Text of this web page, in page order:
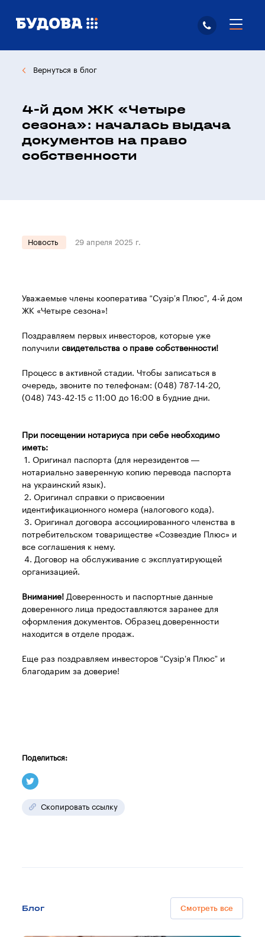
Вернуться в блог
4-й дом ЖК «Четыре
сезона»: началась выдача
документов на право
собственности
Новость 29 апреля 2025 г.
Уважаемые члены кооператива “Сузір’я Плюс”, 4-й дом
ЖК «Четыре сезона»!
Поздравляем первых инвесторов, которые уже
получилисвидетельства о праве собственности!
Процесс в активной стадии. Чтобы записаться в
очередь, звоните по телефонам: (048) 787-14-20,
(048) 743-42-15 с 11:00 до 16:00 в будние дни.
При посещении нотариуса при себе необходимо
иметь:
1. Оригинал паспорта (для нерезидентов —
нотариально заверенную копию перевода паспорта
на украинский язык).
2. Оригинал справки о присвоении
идентификационного номера (налогового кода).
3. Оригинал договора ассоциированного членства в
потребительском товариществе «Созвездие Плюс» и
все соглашения к нему.
4. Договор на обслуживание с эксплуатирующей
организацией.
Внимание! Доверенность и паспортные данные
доверенного лица предоставляются заранее для
оформления документов. Образец доверенности
находится в отделе продаж.
Еще раз поздравляем инвесторов “Сузір’я Плюс” и
благодарим за доверие!
Поделиться:
Скопировать ссылку
Блог Смотреть все